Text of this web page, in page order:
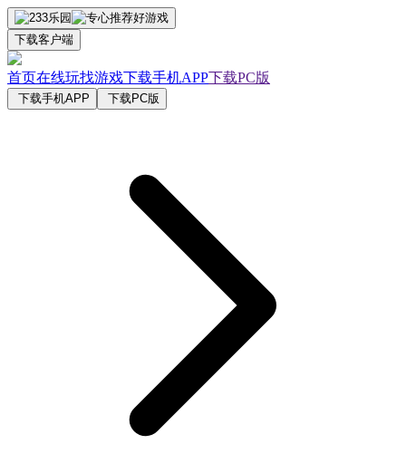
下载客户端
首页在线玩找游戏下载手机APP下载PC版
下载手机APP 下载PC版